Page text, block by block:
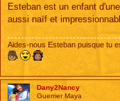
Esteban est un enfant
aussi naïf et
Aides-nous Esteban puisque tu
Dany2Nancy
Guerrier Maya